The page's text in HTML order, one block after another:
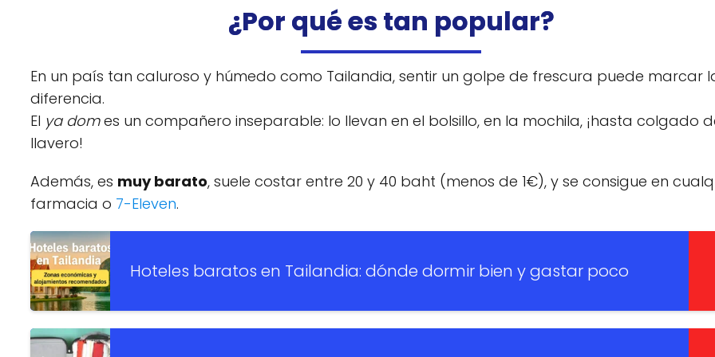
¿Por qué es tan popular?
En un país tan caluroso y húmedo como Tailandia, sentir un golpe de frescura puede marcar
diferencia.
El ya domes un compañero inseparable: lo llevan en el bolsillo, en la mochila, ¡hasta colgado
llavero!
Además, es muy barato, suele costar entre 20 y 40 baht (menos de 1€), y se consigue en
farmacia o 7-Eleven.
Hoteles baratos en Tailandia: dónde dormir bien y gastar poco